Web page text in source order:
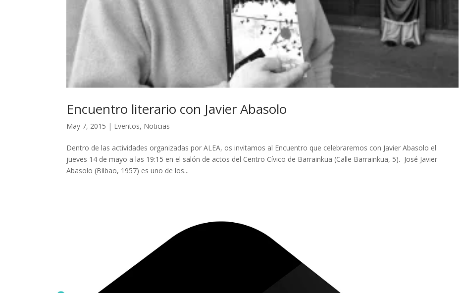
Encuentro literario con Javier Abasolo
May 7, 2015 | Eventos, Noticias
Dentro de las actividades organizadas por ALEA, os invitamos al Encuentro que celebraremos con Javier Abasolo el
jueves 14 de mayo a las 19:15 en el salón de actos del Centro Cívico de Barrainkua (Calle Barrainkua, 5). José Javier
Abasolo (Bilbao, 1957) es uno de los...